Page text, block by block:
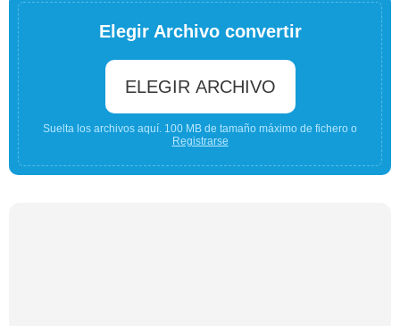
Elegir Archivo convertir
ELEGIR ARCHIVO
Suelta los archivos aquí. 100 MB de tamaño máximo de fichero o
Registrarse